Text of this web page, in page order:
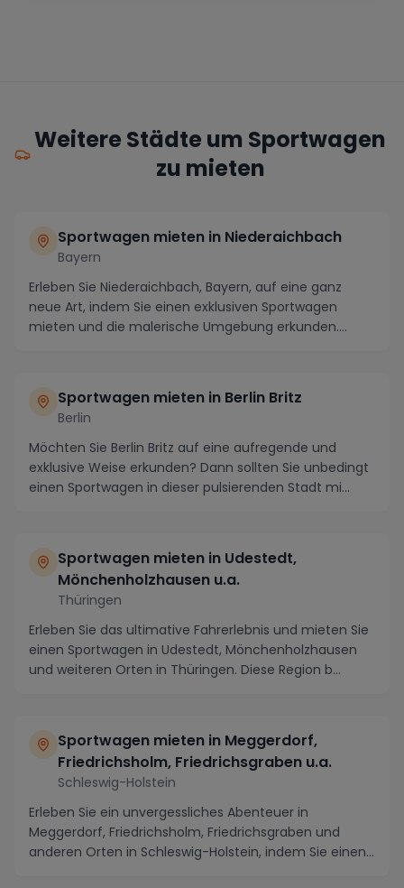
Weitere Städte um Sportwagen
zu mieten
Sportwagen mieten in Niederaichbach
Bayern
Erleben Sie Niederaichbach, Bayern, auf eine ganz
neue Art, indem Sie einen exklusiven Sportwagen
mieten und die malerische Umgebung erkunden.
Sportwagen mieten in Berlin Britz
Berlin
Möchten Sie Berlin Britz auf eine aufregende und
exklusive Weise erkunden? Dann sollten Sie unbedingt
einen Sportwagen in dieser pulsierenden Stadt mi...
Sportwagen mieten in Udestedt,
Mönchenholzhausen u.a.
Thüringen
Erleben Sie das ultimative Fahrerlebnis und mieten Sie
einen Sportwagen in Udestedt, Mönchenholzhausen
und weiteren Orten in Thüringen. Diese Region b...
Sportwagen mieten in Meggerdorf,
Friedrichsholm, Friedrichsgraben u.a.
Schleswig-Holstein
Erleben Sie ein unvergessliches Abenteuer in
Meggerdorf, Friedrichsholm, Friedrichsgraben und
anderen Orten in Schleswig-Holstein, indem Sie einen